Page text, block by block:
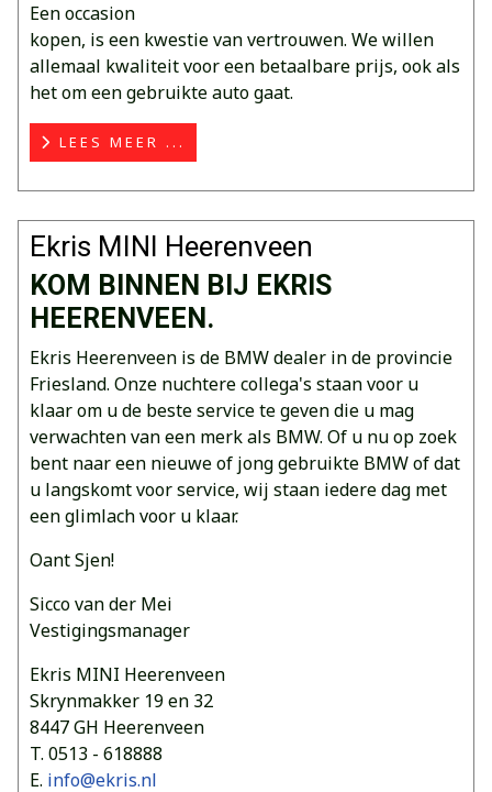
Een occasion
kopen, is een kwestie van vertrouwen. We willen
allemaal kwaliteit voor een betaalbare prijs, ook als
het om een gebruikte auto gaat.
LEES MEER ...
Ekris MINI Heerenveen
KOM BINNEN BIJ EKRIS
HEERENVEEN.
Ekris Heerenveen is de BMW dealer in de provincie
Friesland. Onze nuchtere collega's staan voor u
klaar om u de beste service te geven die u mag
verwachten van een merk als BMW. Of u nu op zoek
bent naar een nieuwe of jong gebruikte BMW of dat
u langskomt voor service, wij staan iedere dag met
een glimlach voor u klaar.
Oant Sjen!
Sicco van der Mei
Vestigingsmanager
Ekris MINI Heerenveen
Skrynmakker 19 en 32
8447 GH Heerenveen
T. 0513 - 618888
E. info@ekris.nl